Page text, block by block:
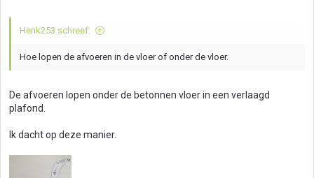
Henk253 schreef:
Hoe lopen de afvoeren in de vloer of onder de vloer.
De afvoeren lopen onder de betonnen vloer in een verlaagd
plafond.
Ik dacht op deze manier.